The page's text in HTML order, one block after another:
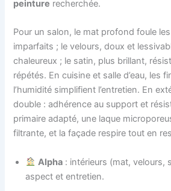
peinture recherchée.
Pour un salon, le mat profond foule
imparfaits ; le velours, doux et
chaleureux ; le satin, plus brillant,
répétés. En cuisine et salle d’eau, les
l’humidité simplifient l’entretien. En
double : adhérence au support et
primaire adapté, une laque
filtrante, et la façade respire tout en
Alpha : intérieurs (mat, velours,
aspect et entretien.